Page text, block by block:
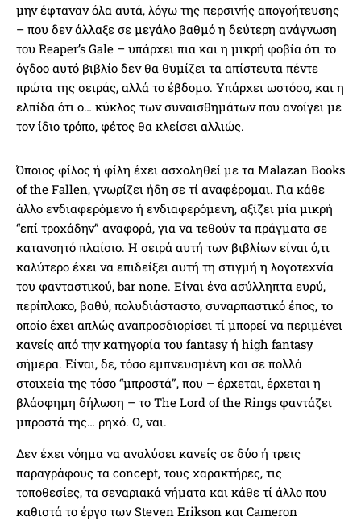
μην έφταναν όλα αυτά, λόγω της περσινής απογοήτευσης
– που δεν άλλαξε σε μεγάλο βαθμό η δεύτερη ανάγνωση
του Reaper’s Gale – υπάρχει πια και η μικρή φοβία ότι το
όγδοο αυτό βιβλίο δεν θα θυμίζει τα απίστευτα πέντε
πρώτα της σειράς, αλλά το έβδομο. Υπάρχει ωστόσο, και η
ελπίδα ότι ο… κύκλος των συναισθημάτων που ανοίγει με
τον ίδιο τρόπο, φέτος θα κλείσει αλλιώς.
Όποιος φίλος ή φίλη έχει ασχοληθεί με τα Malazan Books
of the Fallen, γνωρίζει ήδη σε τί αναφέρομαι. Για κάθε
άλλο ενδιαφερόμενο ή ενδιαφερόμενη, αξίζει μία μικρή
“επί τροχάδην” αναφορά, για να τεθούν τα πράγματα σε
κατανοητό πλαίσιο. Η σειρά αυτή των βιβλίων είναι ό,τι
καλύτερο έχει να επιδείξει αυτή τη στιγμή η λογοτεχνία
του φανταστικού, bar none. Είναι ένα ασύλληπτα ευρύ,
περίπλοκο, βαθύ, πολυδιάσταστο, συναρπαστικό έπος, το
οποίο έχει απλώς αναπροσδιορίσει τί μπορεί να περιμένει
κανείς από την κατηγορία του fantasy ή high fantasy
σήμερα. Είναι, δε, τόσο εμπνευσμένη και σε πολλά
στοιχεία της τόσο “μπροστά”, που – έρχεται, έρχεται η
βλάσφημη δήλωση – το The Lord of the Rings φαντάζει
μπροστά της… ρηχό. Ω, ναι.
Δεν έχει νόημα να αναλύσει κανείς σε δύο ή τρεις
παραγράφους τα concept, τους χαρακτήρες, τις
τοποθεσίες, τα σεναριακά νήματα και κάθε τί άλλο που
καθιστά το έργο των Steven Erikson και Cameron